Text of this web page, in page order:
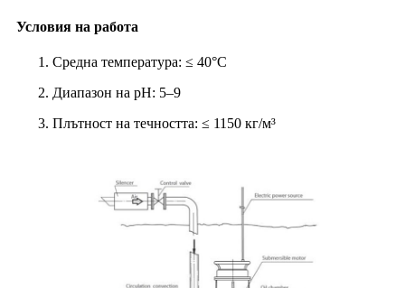
Условия на работа
Средна температура: ≤ 40°C
Диапазон на pH: 5–9
Плътност на течността: ≤ 1150 кг/м³